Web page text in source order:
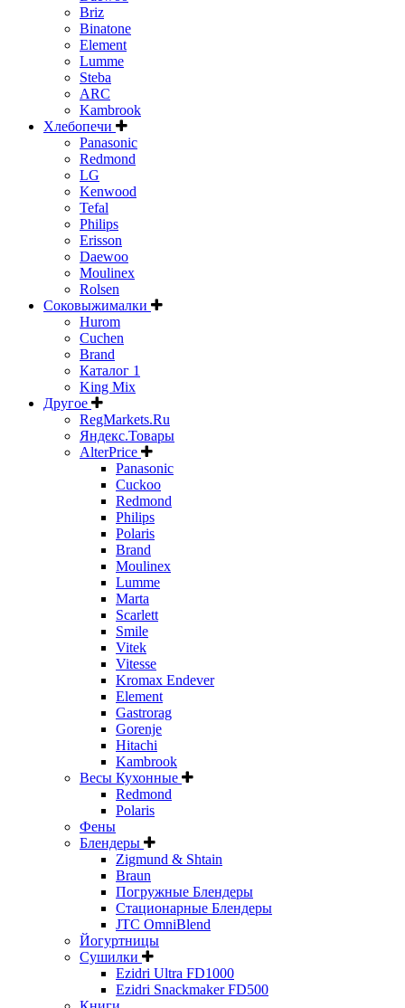
Briz
Binatone
Element
Lumme
Steba
ARC
Kambrook
Хлебопечи
Panasonic
Redmond
LG
Kenwood
Tefal
Philips
Erisson
Daewoo
Moulinex
Rolsen
Соковыжималки
Hurom
Cuchen
Brand
Каталог 1
King Mix
Другое
RegMarkets.Ru
Яндекс.Товары
AlterPrice
Panasonic
Cuckoo
Redmond
Philips
Polaris
Brand
Moulinex
Lumme
Marta
Scarlett
Smile
Vitek
Vitesse
Kromax Endever
Element
Gastrorag
Gorenje
Hitachi
Kambrook
Весы Кухонные
Redmond
Polaris
Фены
Блендеры
Zigmund & Shtain
Braun
Погружные Блендеры
Стационарные Блендеры
JTC OmniBlend
Йогуртницы
Сушилки
Ezidri Ultra FD1000
Ezidri Snackmaker FD500